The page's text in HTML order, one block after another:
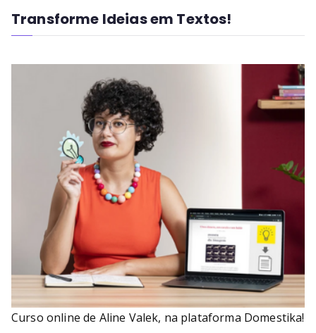
Transforme Ideias em Textos!
Curso online de Aline Valek, na plataforma Domestika!